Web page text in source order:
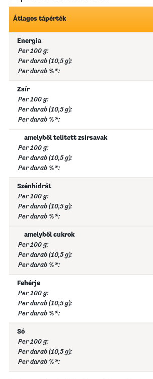
Átlagos tápérték
Energia
Zsír
amelyből telített zsírsavak
Szénhidrát
amelyből cukrok
Fehérje
Só